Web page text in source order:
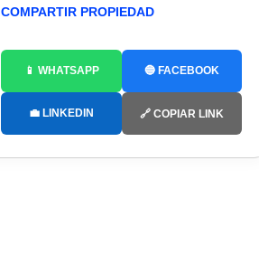
COMPARTIR PROPIEDAD
📱 WHATSAPP 🔵 FACEBOOK
💼 LINKEDIN 🔗 COPIAR LINK